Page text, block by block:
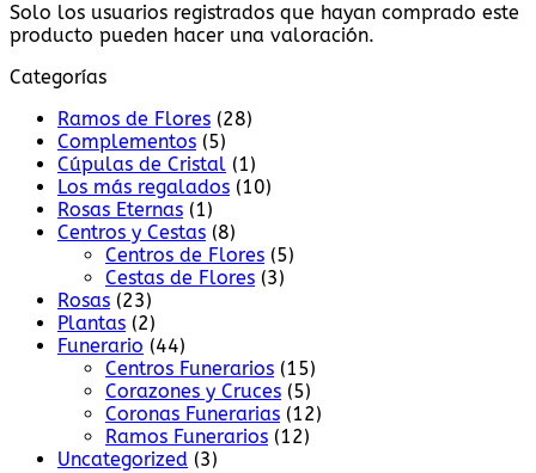
Solo los usuarios registrados que hayan comprado este
producto pueden hacer una valoración.
Categorías
Ramos de Flores (28)
Complementos (5)
Cúpulas de Cristal (1)
Los más regalados (10)
Rosas Eternas (1)
Centros y Cestas (8)
Centros de Flores (5)
Cestas de Flores (3)
Rosas (23)
Plantas (2)
Funerario (44)
Centros Funerarios (15)
Corazones y Cruces (5)
Coronas Funerarias (12)
Ramos Funerarios (12)
Uncategorized (3)